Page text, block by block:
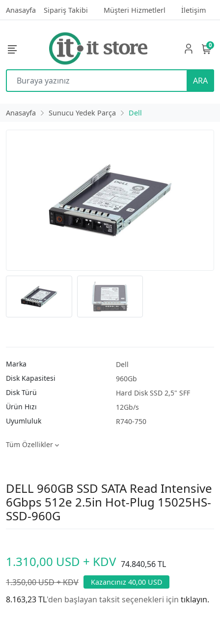
Anasayfa Sipariş Takibi Müşteri Hizmetlerl İletişim
ARA
0
Anasayfa Sunucu Yedek Parça Dell
Marka
Dell
Disk Kapasitesi
960Gb
Disk Türü
Hard Disk SSD 2,5" SFF
Ürün Hızı
12Gb/s
Uyumluluk
R740-750
Tüm Özellikler
DELL 960GB SSD SATA Read Intensive
6Gbps 512e 2.5in Hot-Plug 15025HS-
SSD-960G
74.840,56 TL
1.310,00 USD + KDV
1.350,00 USD + KDV Kazancınız 40,00 USD
8.163,23 TL'den başlayan taksit seçenekleri için tıklayın.